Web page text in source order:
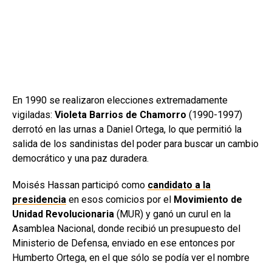
En 1990 se realizaron elecciones extremadamente
vigiladas: Violeta Barrios de Chamorro (1990-1997)
derrotó en las urnas a Daniel Ortega, lo que permitió la
salida de los sandinistas del poder para buscar un cambio
democrático y una paz duradera.
Moisés Hassan participó como candidato a la
presidencia en esos comicios por el Movimiento de
Unidad Revolucionaria (MUR) y ganó un curul en la
Asamblea Nacional, donde recibió un presupuesto del
Ministerio de Defensa, enviado en ese entonces por
Humberto Ortega, en el que sólo se podía ver el nombre